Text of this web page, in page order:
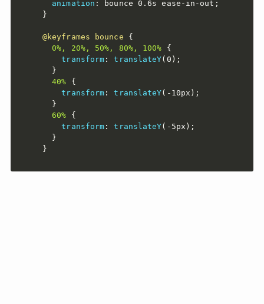
animation : bounce 0.6s ease-in-out ;
}
@keyframes bounce
{
0%, 20%, 50%, 80%, 100%
{
transform : translateY( 0 ) ;
}
40%
{
transform : translateY( -10px ) ;
}
60%
{
transform : translateY( -5px ) ;
}
}